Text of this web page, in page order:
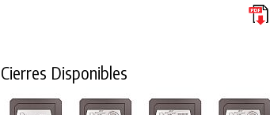
Cierres Disponibles